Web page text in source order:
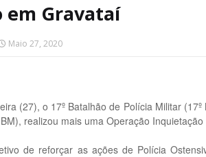
Gravataí
Maio 27, 2020
(27), o 17º Batalhão de Polícia Militar
realizou mais uma Operação
de reforçar as ações de Polícia